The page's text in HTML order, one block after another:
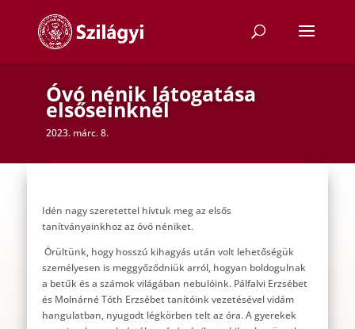
Óvó nénik látogatása
elsőseinknél
2023. márc. 8.
Idén nagy szeretettel hívtuk meg az elsős
tanítványainkhoz az óvó néniket.
Örültünk, hogy hosszú kihagyás után volt lehetőségük
személyesen is meggyőződniük arról, hogyan boldogulnak
a betűk és a számok világában nebulóink. Pálfalvi Erzsébet
és Molnárné Tóth Erzsébet tanítóink vezetésével vidám
hangulatban, nyugodt légkörben telt az óra. A gyerekek